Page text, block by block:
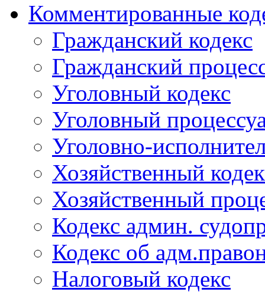
Комментированные
Гражданский кодекс
Гражданский
Уголовный кодекс
Уголовный
Уголовно-
Хозяйственный
Хозяйственный
Кодекс админ.
Кодекс об
Налоговый кодекс